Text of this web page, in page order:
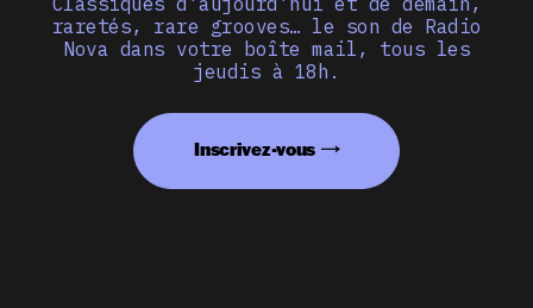
raretés, rare grooves… le son de Radio
Nova dans votre boîte mail, tous les
jeudis à 18h.
Inscrivez-vous